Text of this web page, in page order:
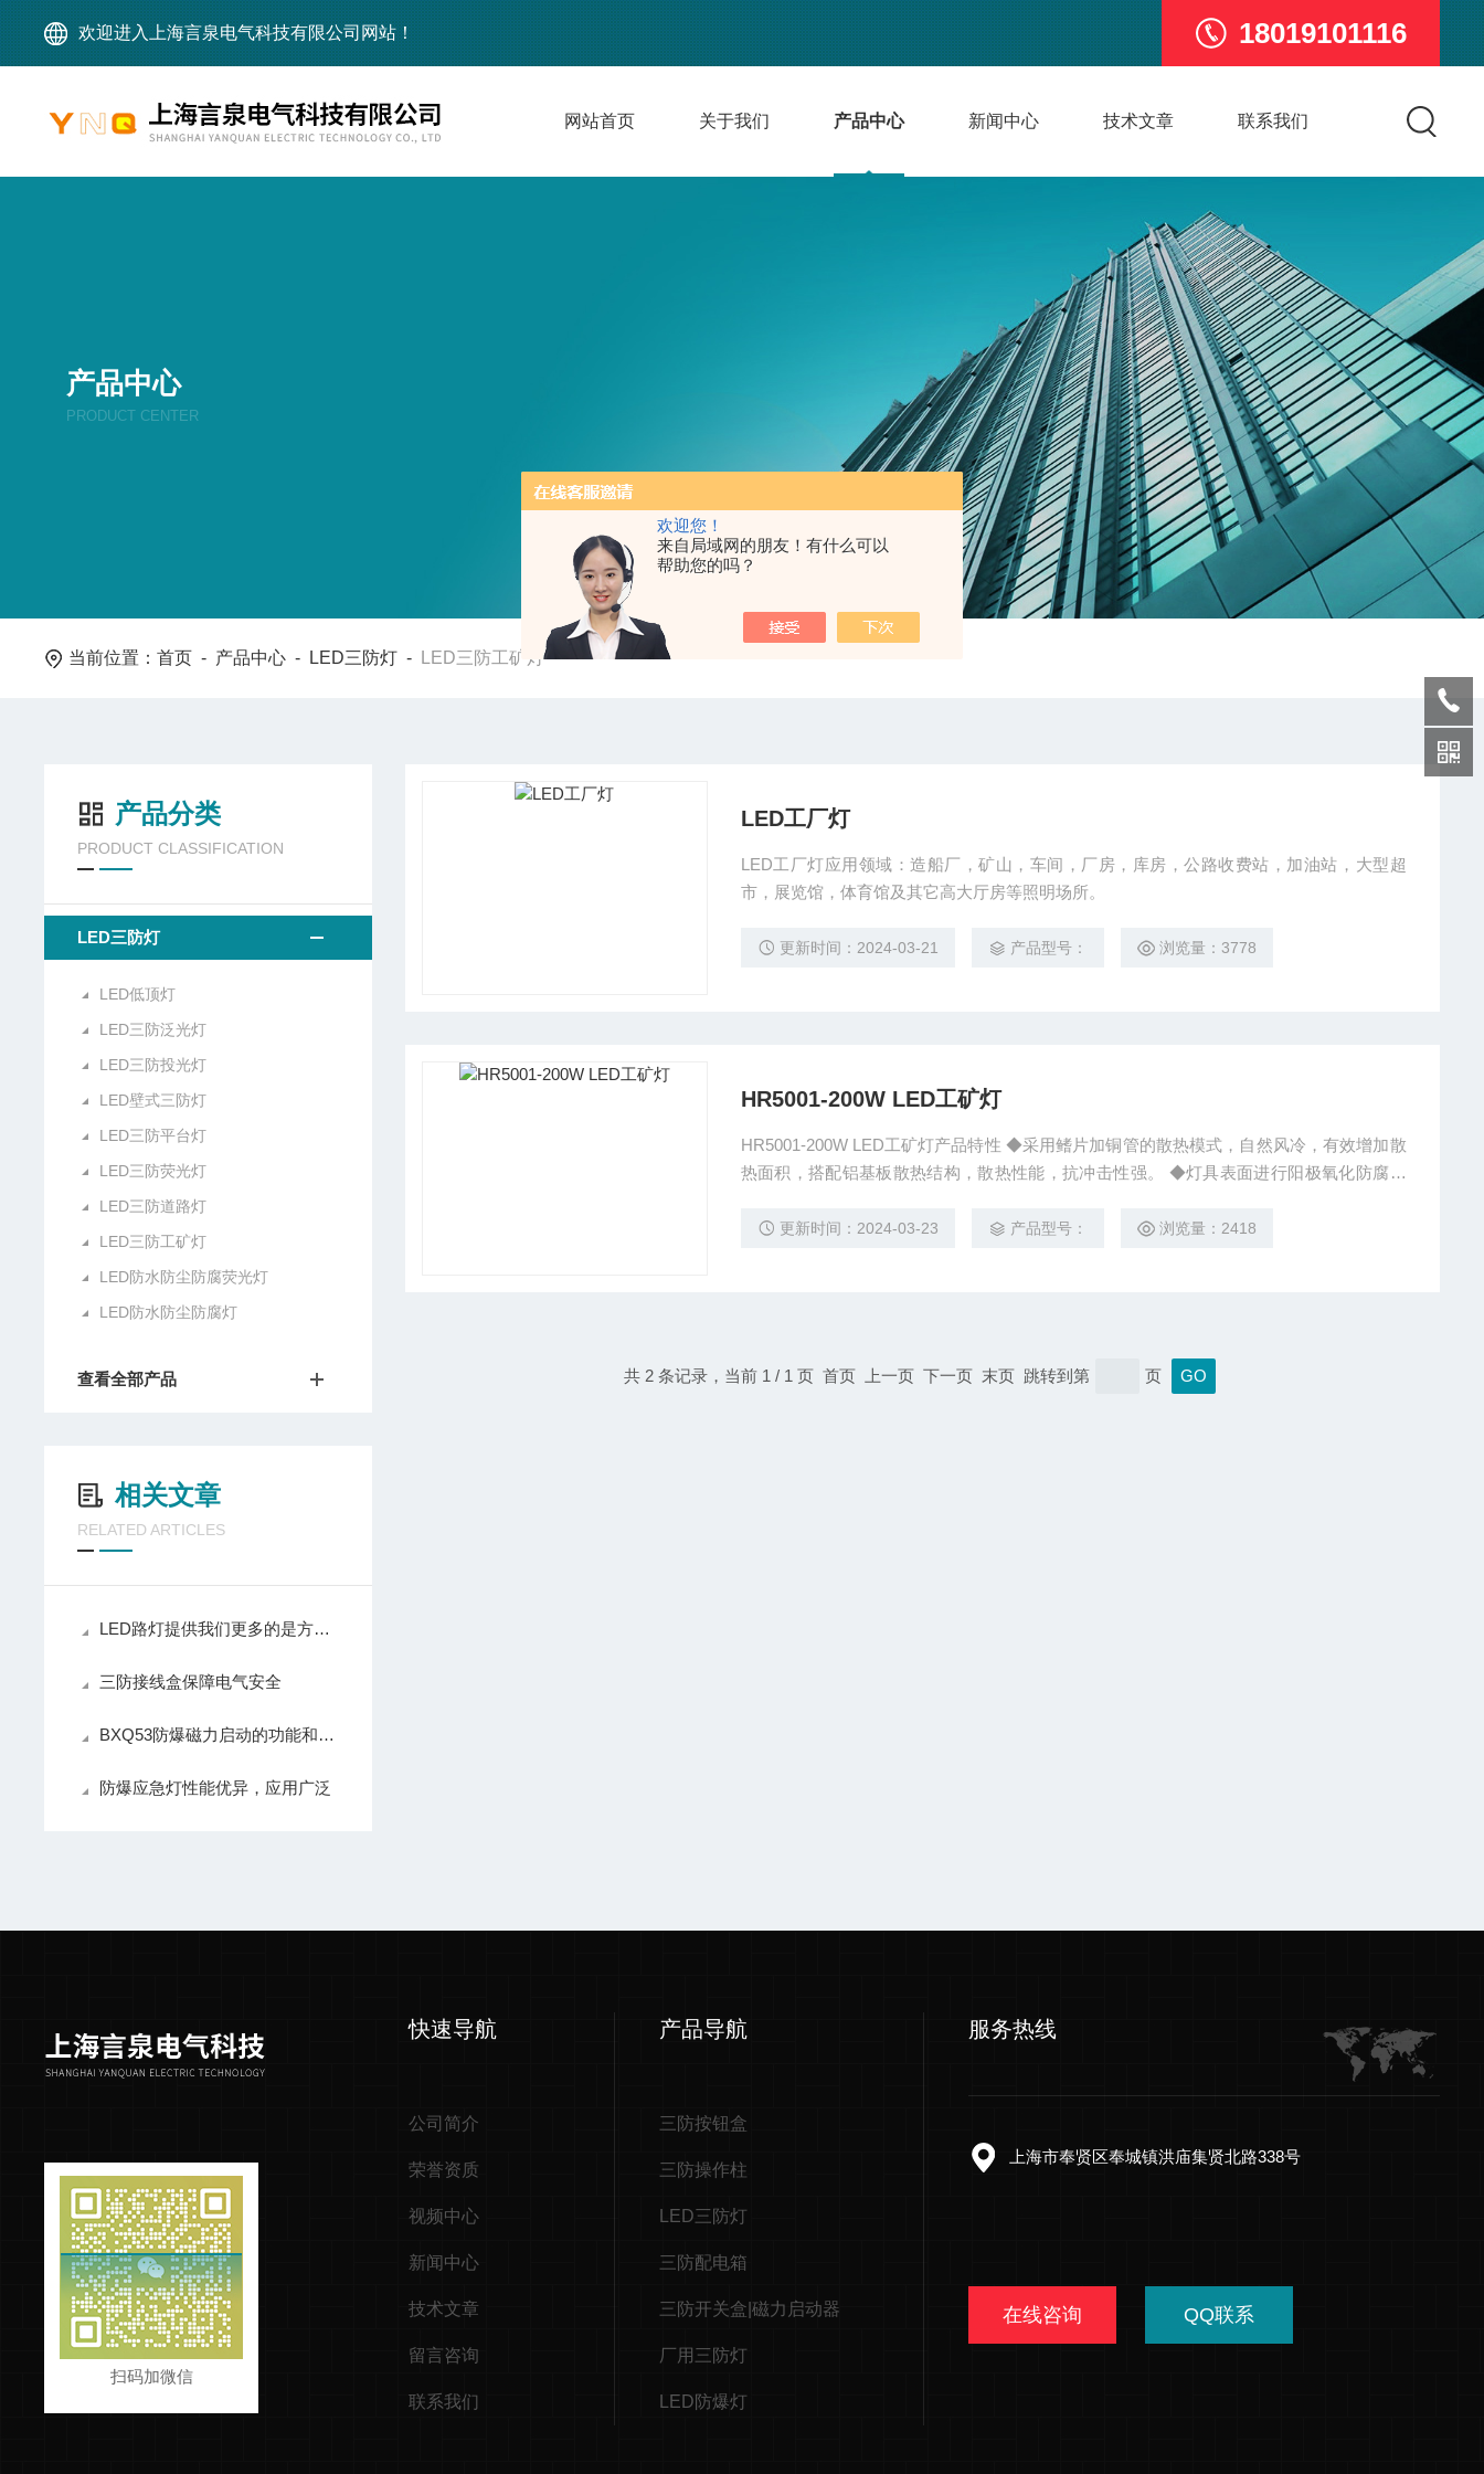
欢迎您！
来自局域网的朋友！有什么可以
帮助您的吗？
欢迎进入上海言泉电气科技有限公司网站！ 18019101116
网站首页 关于我们 产品中心 新闻中心 技术文章 联系我们
产品中心
PRODUCT CENTER
当前位置：首页 - 产品中心 - LED三防灯 - LED三防工矿灯
产品分类
PRODUCT CLASSIFICATION
LED三防灯
LED低顶灯
LED三防泛光灯
LED三防投光灯
LED壁式三防灯
LED三防平台灯
LED三防荧光灯
LED三防道路灯
LED三防工矿灯
LED防水防尘防腐荧光灯
LED防水防尘防腐灯
查看全部产品
相关文章
RELATED ARTICLES
LED路灯提供我们更多的是方便和快捷，环保
三防接线盒保障电气安全
BXQ53防爆磁力启动的功能和用途用哪些？
防爆应急灯性能优异，应用广泛
LED工厂灯
LED工厂灯应用领域：造船厂，矿山，车间，厂房，库房，公路收费站，加油站，大型超
市，展览馆，体育馆及其它高大厅房等照明场所。
更新时间：2024-03-21 产品型号： 浏览量：3778
HR5001-200W LED工矿灯
HR5001-200W LED工矿灯产品特性 ◆采用鳍片加铜管的散热模式，自然风冷，有效增加散
热面积，搭配铝基板散热结构，散热性能，抗冲击性强。 ◆灯具表面进行阳极氧化防腐处
耗电少。更新时间：2024-03-23 产品型号： 浏览量：2418
共 2 条记录，当前 1 / 1 页 首页 上一页 下一页 末页 跳转到第 页
扫码加微信
快速导航
公司简介
荣誉资质
视频中心
新闻中心
技术文章
留言咨询
联系我们
产品导航
三防按钮盒
三防操作柱
LED三防灯
三防配电箱
三防开关盒|磁力启动器
厂用三防灯
LED防爆灯
服务热线
上海市奉贤区奉城镇洪庙集贤北路338号
在线咨询 QQ联系